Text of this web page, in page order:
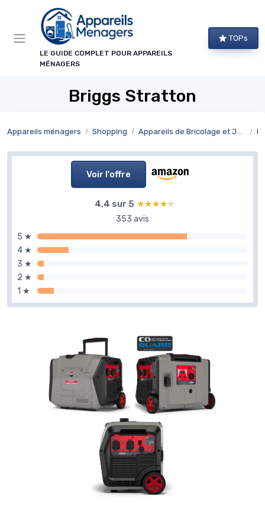
LE GUIDE COMPLET POUR APPAREILS
MÉNAGERS
TOPs
Briggs Stratton
Appareils ménagers Shopping Appareils de Bricolage et Jardinage
Voir l'offre
4,4 sur 5 ★★★★★
★★★★★
353 avis
5 ★
4 ★
3 ★
2 ★
1 ★
Panneau de gestion des cookies